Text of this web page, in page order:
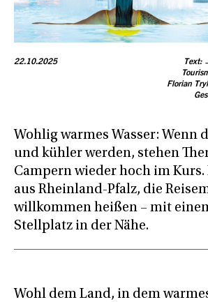
22.10.2025
Text:
Florian
Wohlig warmes Wasser: Wenn
und kühler werden, stehen
Campern wieder hoch im Kurs.
aus Rheinland-Pfalz, die
willkommen heißen – mit
Stellplatz in der Nähe.
Wohl dem Land, in dem